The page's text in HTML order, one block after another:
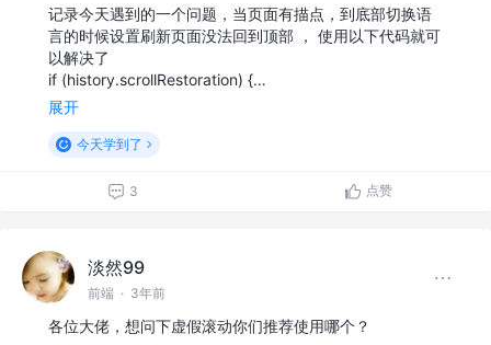
记录今天遇到的一个问题，当页面有描点，到底部切换语
言的时候设置刷新页面没法回到顶部 ， 使用以下代码就可
以解决了
if (history.scrollRestoration) {…
展开
今天学到了
3 点赞
淡然99
前端 · 3年前
各位大佬，想问下虚假滚动你们推荐使用哪个？